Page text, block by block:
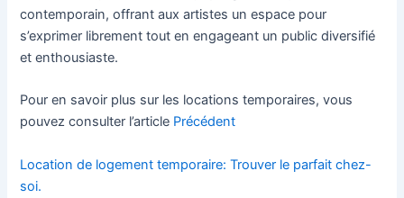
contemporain, offrant aux artistes un espace pour
s’exprimer librement tout en engageant un public diversifié
et enthousiaste.
Pour en savoir plus sur les locations temporaires, vous
pouvez consulter l’article Précédent
Location de logement temporaire: Trouver le parfait chez-
soi.